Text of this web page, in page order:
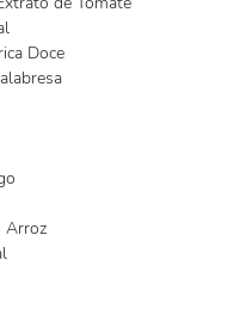
Doce
Arroz